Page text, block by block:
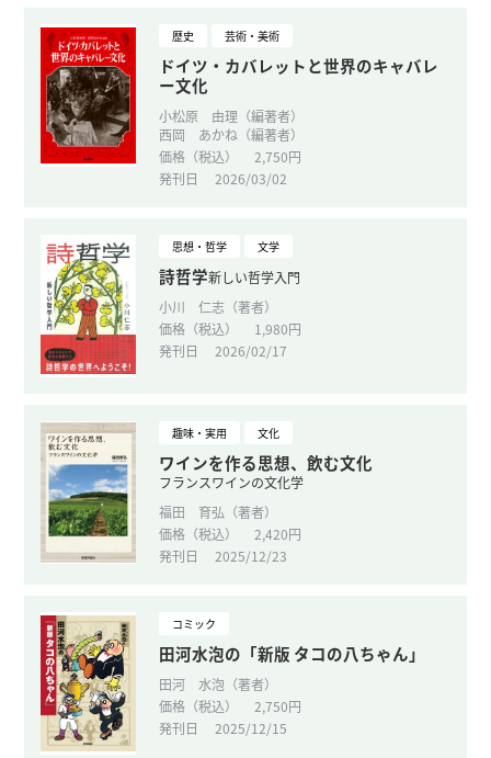
歴史 芸術・美術
ドイツ・カバレットと世界のキャバレ
ー文化
小松原 由理（編著者）
西岡 あかね（編著者）
価格（税込）
2,750円
発刊日
2026/03/02
思想・哲学 文学
詩哲学新しい哲学入門
小川 仁志（著者）
価格（税込）
1,980円
発刊日
2026/02/17
趣味・実用 文化
ワインを作る思想、飲む文化
フランスワインの文化学
福田 育弘（著者）
価格（税込）
2,420円
発刊日
2025/12/23
コミック
田河水泡の「新版 タコの八ちゃん」
田河 水泡（著者）
価格（税込）
2,750円
発刊日
2025/12/15